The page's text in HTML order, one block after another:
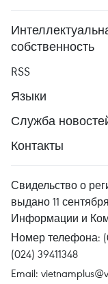
собственность
RSS
Языки
Служба
Контакты
Свидельство о
выдано 11
Информации и
Номер телефона:
(024) 39411348
Email: